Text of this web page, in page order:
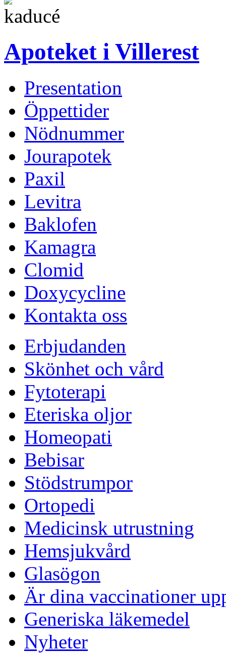
Apoteket i Villerest
Presentation
Öppettider
Nödnummer
Jourapotek
Paxil
Levitra
Baklofen
Kamagra
Clomid
Doxycycline
Kontakta oss
Erbjudanden
Skönhet och vård
Fytoterapi
Eteriska oljor
Homeopati
Bebisar
Stödstrumpor
Ortopedi
Medicinsk utrustning
Hemsjukvård
Glasögon
Är dina vaccinationer
Generiska läkemedel
Nyheter